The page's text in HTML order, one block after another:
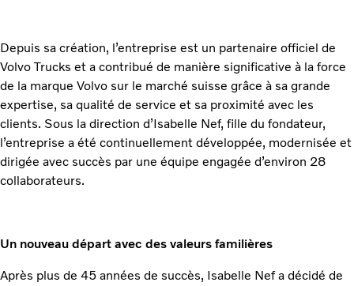
Depuis sa création, l’entreprise est un partenaire officiel de
Volvo Trucks et a contribué de manière significative à la force
de la marque Volvo sur le marché suisse grâce à sa grande
expertise, sa qualité de service et sa proximité avec les
clients. Sous la direction d’Isabelle Nef, fille du fondateur,
l’entreprise a été continuellement développée, modernisée et
dirigée avec succès par une équipe engagée d’environ 28
collaborateurs.
Un nouveau départ avec des valeurs familières
Après plus de 45 années de succès, Isabelle Nef a décidé de